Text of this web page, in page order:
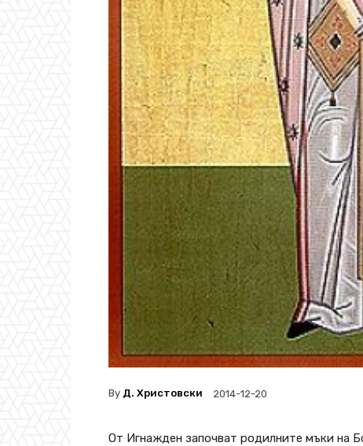
By Д. Христовски 2014-12-20
От Игнажден започват родилните мъки на